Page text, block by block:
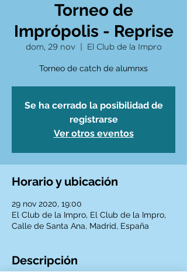
Torneo de
Imprópolis - Reprise
dom, 29 nov
  |
El Club de la Impro
Torneo de catch de alumnxs
Se ha cerrado la posibilidad de
registrarse
Ver otros eventos
Horario y ubicación
29 nov 2020, 19:00
El Club de la Impro, El Club de la Impro,
Calle de Santa Ana, Madrid, España
Descripción